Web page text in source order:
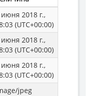
июня 2018 г.,
(UTC+00:00)
июня 2018 г.,
(UTC+00:00)
июня 2018 г.,
(UTC+00:00)
jpeg